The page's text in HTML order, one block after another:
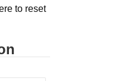
to reset